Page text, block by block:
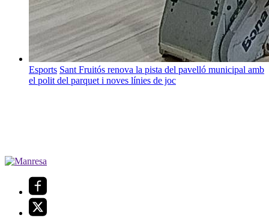
Esports Sant Fruitós renova la pista del pavelló municipal amb
el polit del parquet i noves línies de joc